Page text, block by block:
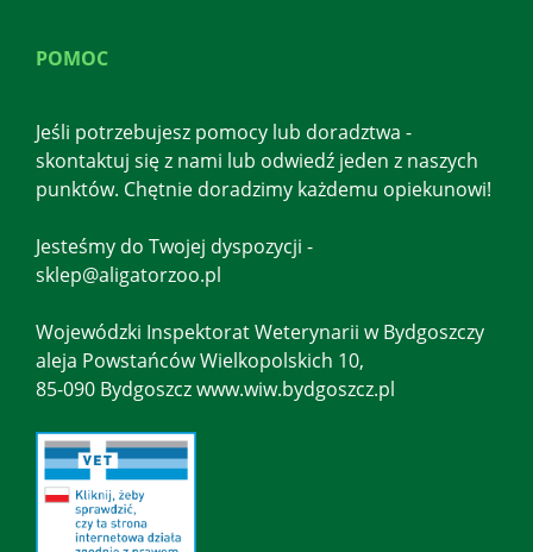
POMOC
Jeśli potrzebujesz pomocy lub doradztwa -
skontaktuj się z nami lub odwiedź jeden z naszych
punktów. Chętnie doradzimy każdemu opiekunowi!
Jesteśmy do Twojej dyspozycji -
sklep@aligatorzoo.pl
Wojewódzki Inspektorat Weterynarii w Bydgoszczy
aleja Powstańców Wielkopolskich 10,
85-090 Bydgoszcz www.wiw.bydgoszcz.pl